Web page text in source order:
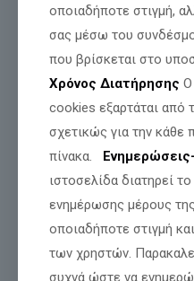
του
Νίκου
Η
https://
4265-8e0b-
Σχετικές αναρτήσεις
οποιαδήποτε στιγμή,
σας μέσω του
που βρίσκεται στο
Χρόνος Διατήρησης Ο
cookies εξαρτάται από
σχετικώς για την
πίνακα.
ιστοσελίδα διατηρεί
ενημέρωσης μέρους
οποιαδήποτε στιγμή
των χρηστών.
συχνά ώστε να